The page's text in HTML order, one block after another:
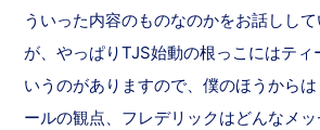
ういった内容のものなのかをお話しし
が、やっぱりTJS始動の根っこにはティ
いうのがありますので、僕のほうから
ールの観点、フレデリックはどんなメ